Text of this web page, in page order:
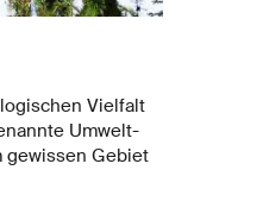
Vielfalt
Umwelt-
gewissen Gebiet